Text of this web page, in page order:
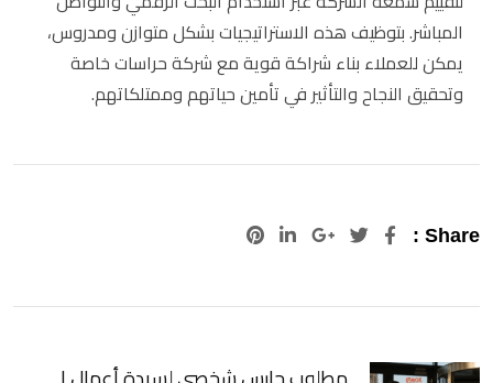
المباشر. بتوظيف هذه الاستراتيجيات بشكل متوازن ومدروس،
يمكن للعملاء بناء شراكة قوية مع شركة حراسات خاصة
وتحقيق النجاح والتأثير في تأمين حياتهم وممتلكاتهم.
Share :
Google+
LinkedIn
Pinterest